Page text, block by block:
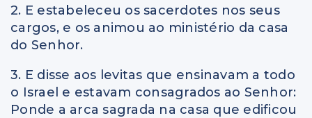
2. E estabeleceu os sacerdotes nos seus
cargos, e os animou ao ministério da casa
do Senhor.
3. E disse aos levitas que ensinavam a todo
o Israel e estavam consagrados ao Senhor:
Ponde a arca sagrada na casa que edificou